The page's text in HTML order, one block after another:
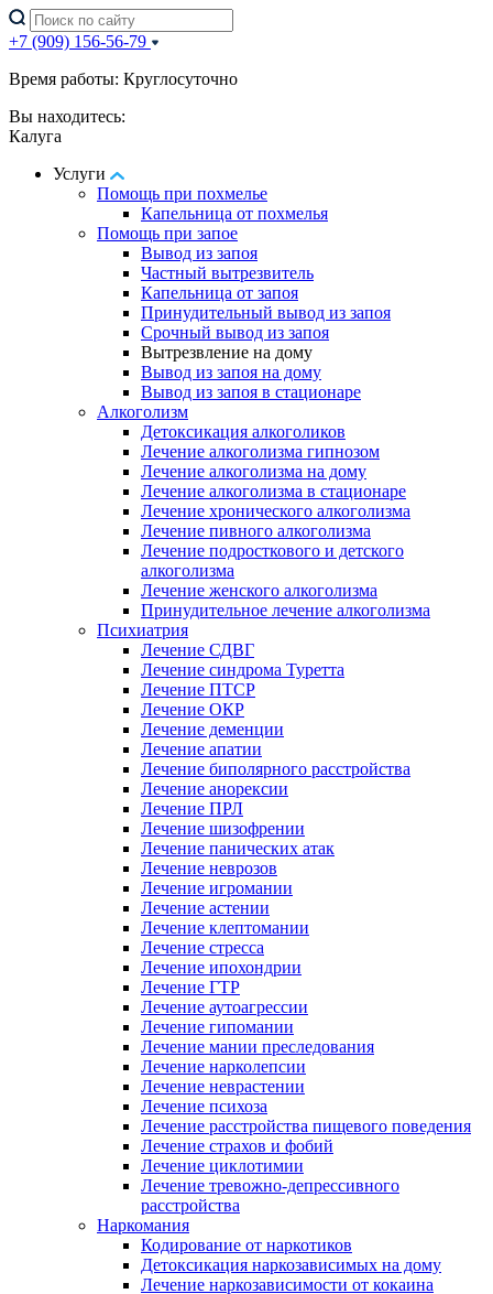
+7 (909) 156-56-79
Время работы: Круглосуточно
Вы находитесь:
Калуга
Услуги
Помощь при похмелье
Капельница от похмелья
Помощь при запое
Вывод из запоя
Частный вытрезвитель
Капельница от запоя
Принудительный вывод из запоя
Срочный вывод из запоя
Вытрезвление на дому
Вывод из запоя на дому
Вывод из запоя в стационаре
Алкоголизм
Детоксикация алкоголиков
Лечение алкоголизма гипнозом
Лечение алкоголизма на дому
Лечение алкоголизма в стационаре
Лечение хронического алкоголизма
Лечение пивного алкоголизма
Лечение подросткового и детского
алкоголизма
Лечение женского алкоголизма
Принудительное лечение алкоголизма
Психиатрия
Лечение СДВГ
Лечение синдрома Туретта
Лечение ПТСР
Лечение ОКР
Лечение деменции
Лечение апатии
Лечение биполярного расстройства
Лечение анорексии
Лечение ПРЛ
Лечение шизофрении
Лечение панических атак
Лечение неврозов
Лечение игромании
Лечение астении
Лечение клептомании
Лечение стресса
Лечение ипохондрии
Лечение ГТР
Лечение аутоагрессии
Лечение гипомании
Лечение мании преследования
Лечение нарколепсии
Лечение неврастении
Лечение психоза
Лечение расстройства пищевого поведения
Лечение страхов и фобий
Лечение циклотимии
Лечение тревожно-депрессивного
расстройства
Наркомания
Кодирование от наркотиков
Детоксикация наркозависимых на дому
Лечение наркозависимости от кокаина